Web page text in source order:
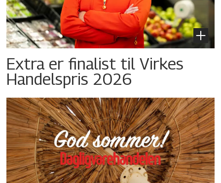
Extra er finalist til Virkes
Handelspris 2026